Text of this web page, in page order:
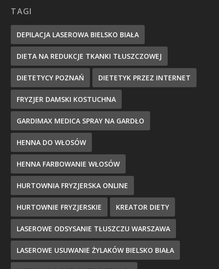
TAGI
DEPILACJA LASEROWA BIELSKO BIAŁA
DIETA NA REDUKCJE TKANKI TŁUSZCZOWEJ
DIETETYCY POZNAŃ DIETETYK PRZEZ INTERNET
FRYZJER DAMSKI KOSTUCHNA
GARDIMAX MEDICA SPRAY NA GARDŁO
HENNA DO WŁOSÓW
HENNA FARBOWANIE WŁOSÓW
HURTOWNIA FRYZJERSKA ONLINE
HURTOWNIE FRYZJERSKIE KREATOR DIETY
LASEROWE ODSYSANIE TŁUSZCZU WARSZAWA
LASEROWE USUWANIE ŻYLAKÓW BIELSKO BIAŁA